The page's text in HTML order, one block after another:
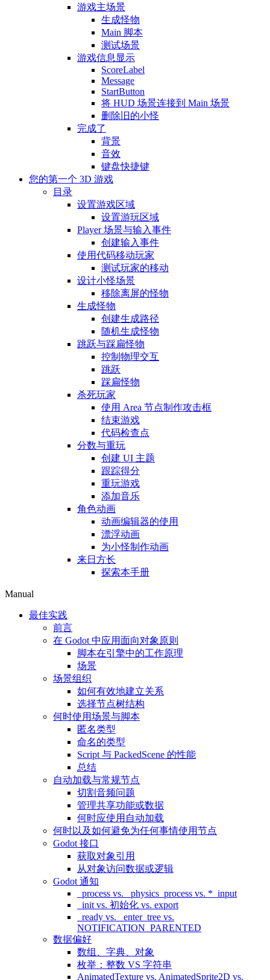
游戏主场景
生成怪物
Main 脚本
测试场景
游戏信息显示
ScoreLabel
Message
StartButton
将 HUD 场景连接到 Main 场景
删除旧的小怪
完成了
背景
音效
键盘快捷键
您的第一个 3D 游戏
目录
设置游戏区域
设置游玩区域
Player 场景与输入事件
创建输入事件
使用代码移动玩家
测试玩家的移动
设计小怪场景
移除离屏的怪物
生成怪物
创建生成路径
随机生成怪物
跳跃与踩扁怪物
控制物理交互
跳跃
踩扁怪物
杀死玩家
使用 Area 节点制作攻击框
结束游戏
代码检查点
分数与重玩
创建 UI 主题
跟踪得分
重玩游戏
添加音乐
角色动画
动画编辑器的使用
漂浮动画
为小怪制作动画
来日方长
探索本手册
Manual
最佳实践
前言
在 Godot 中应用面向对象原则
脚本在引擎中的工作原理
场景
场景组织
如何有效地建立关系
选择节点树结构
何时使用场景与脚本
匿名类型
命名的类型
Script 与 PackedScene 的性能
总结
自动加载与常规节点
切割音频问题
管理共享功能或数据
何时应使用自动加载
何时以及如何避免为任何事情使用节点
Godot 接口
获取对象引用
从对象访问数据或逻辑
Godot 通知
_process vs. _physics_process vs. *_input
_init vs. 初始化 vs. export
_ready vs. _enter_tree vs.
NOTIFICATION_PARENTED
数据偏好
数组、字典、对象
枚举：整数 VS 字符串
AnimatedTexture vs. AnimatedSprite2D vs.